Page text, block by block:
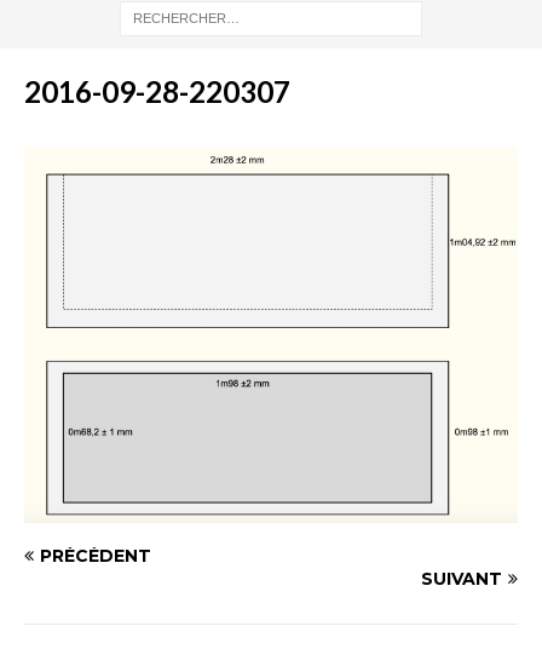
2016-09-28-220307
PRÉCÉDENT
SUIVANT